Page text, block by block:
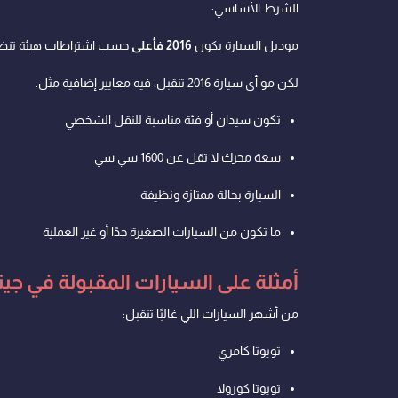
الشرط الأساسي:
موديل السيارة يكون 2016 فأعلى حسب اشتراطات هيئة
لكن مو أي سيارة 2016 تنقبل، فيه معايير إضافية مثل:
تكون سيدان أو فئة مناسبة للنقل الشخصي
سعة محرك لا تقل عن 1600 سي سي
السيارة بحالة ممتازة ونظيفة
ما تكون من السيارات الصغيرة جدًا أو غير العملية
أمثلة على السيارات المقبولة في
من أشهر السيارات اللي غالبًا تنقبل:
تويوتا كامري
تويوتا كورولا